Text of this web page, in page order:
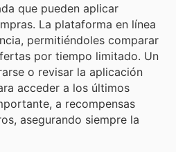
que pueden aplicar
La plataforma en línea
permitiéndoles comparar
por tiempo limitado. Un
o revisar la aplicación
acceder a los últimos
a recompensas
asegurando siempre la